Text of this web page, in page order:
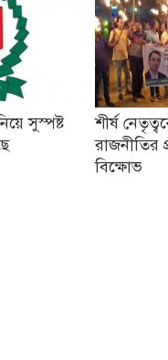
সুস্পষ্ট
শীর্ষ
রাজনীতির
বিক্ষোভ